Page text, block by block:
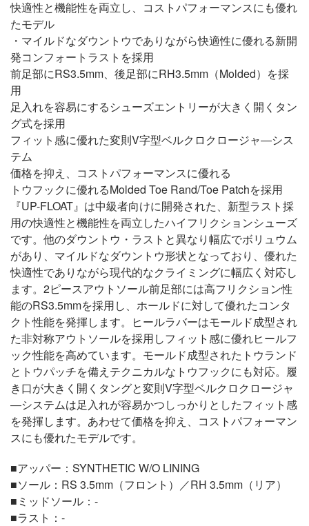
快適性と機能性を両立し、コストパフォーマンスにも優れ
たモデル
・マイルドなダウントウでありながら快適性に優れる新開
発コンフォートラストを採用
前足部にRS3.5mm、後足部にRH3.5mm（Molded）を採
用
足入れを容易にするシューズエントリーが大きく開くタン
グ式を採用
フィット感に優れた変則V字型ベルクロクロージャ―シス
テム
価格を抑え、コストパフォーマンスに優れる
トウフックに優れるMolded Toe Rand/Toe Patchを採用
『UP-FLOAT』は中級者向けに開発された、新型ラスト採
用の快適性と機能性を両立したハイフリクションシューズ
です。他のダウントウ・ラストと異なり幅広でボリュウム
があり、マイルドなダウントウ形状となっており、優れた
快適性でありながら現代的なクライミングに幅広く対応し
ます。2ピースアウトソール前足部には高フリクション性
能のRS3.5mmを採用し、ホールドに対して優れたコンタ
クト性能を発揮します。ヒールラバーはモールド成型され
た非対称アウトソールを採用しフィット感に優れヒールフ
ック性能を高めています。モールド成型されたトウランド
とトウパッチを備えテクニカルなトウフックにも対応。履
き口が大きく開くタングと変則V字型ベルクロクロージャ
―システムは足入れが容易かつしっかりとしたフィット感
を発揮します。あわせて価格を抑え、コストパフォーマン
スにも優れたモデルです。
■アッパー：SYNTHETIC W/O LINING
■ソール：RS 3.5mm（フロント）／RH 3.5mm（リア）
■ミッドソール：-
■ラスト：-